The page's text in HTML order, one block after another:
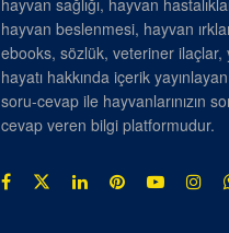
hayvan beslenmesi, hayvan
ebooks, sözlük, veteriner ilaçlar,
hayatı hakkında içerik
soru-cevap ile hayvanlarınızın
cevap veren bilgi platformudur.